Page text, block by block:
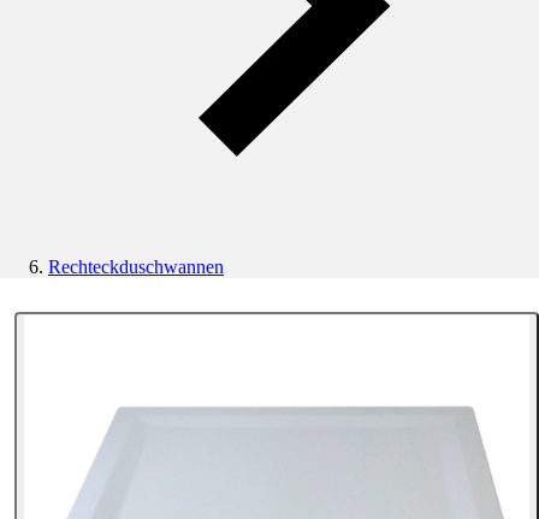
Rechteckduschwannen